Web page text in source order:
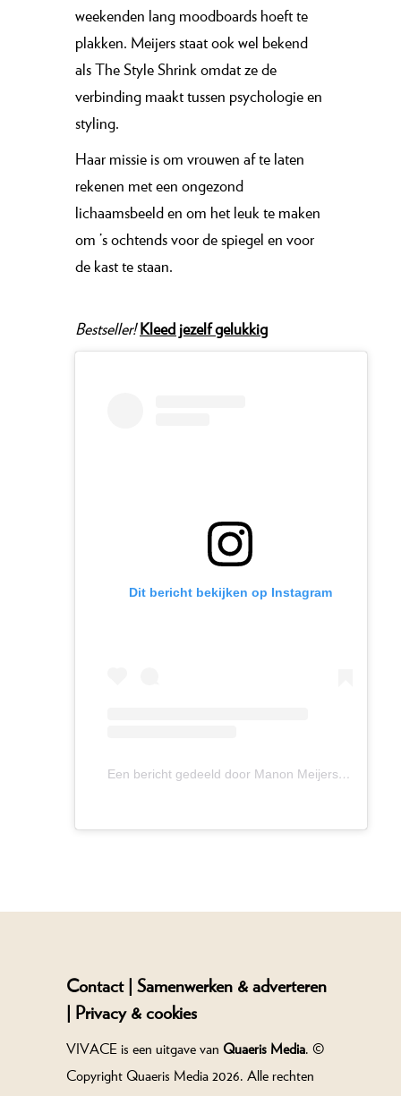
weekenden lang moodboards hoeft te
plakken. Meijers staat ook wel bekend
als The Style Shrink omdat ze de
verbinding maakt tussen psychologie en
styling.
Haar missie is om vrouwen af te laten
rekenen met een ongezond
lichaamsbeeld en om het leuk te maken
om ’s ochtends voor de spiegel en voor
de kast te staan.⁠
⁠Bestseller!Kleed jezelf gelukkig
Dit bericht bekijken op Instagram
Een bericht gedeeld door Manon Meijers (@manon.meijers)
Contact | Samenwerken & adverteren
| Privacy & cookies
VIVACE is een uitgave van Quaeris Media. ©
Copyright Quaeris Media 2026. Alle rechten